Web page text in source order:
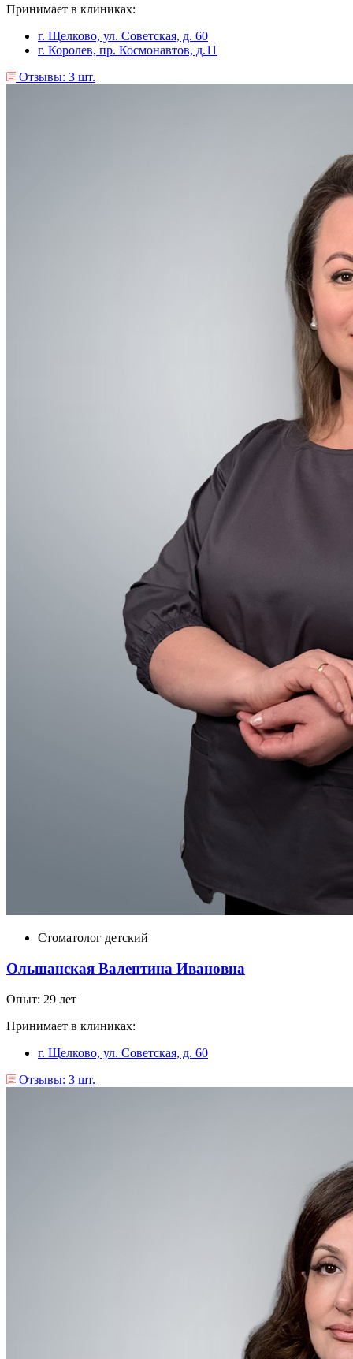
Принимает в клиниках:
г. Щелково, ул. Советская, д. 60
г. Королев, пр. Космонавтов, д.11
Отзывы: 3 шт.
Стоматолог детский
Ольшанская Валентина Ивановна
Опыт: 29 лет
Принимает в клиниках:
г. Щелково, ул. Советская, д. 60
Отзывы: 3 шт.